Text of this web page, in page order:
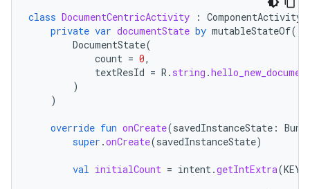
class DocumentCentricActivity : ComponentActivity
private var documentState by mutableStateOf(
DocumentState(
count = 0,
textResId = R . string .
)
)
override fun onCreate(savedInstanceState :
super .onCreate(savedInstanceState)
val initialCount = intent .getIntExtra(